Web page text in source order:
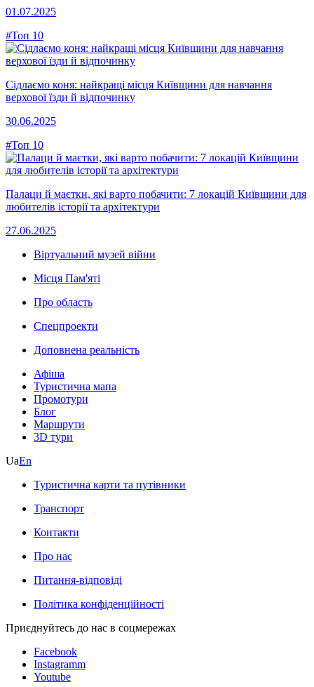
01.07.2025
#Топ 10
Сідлаємо коня: найкращі місця Київщини для навчання
верхової їзди й відпочинку
30.06.2025
#Топ 10
Палаци й маєтки, які варто побачити: 7 локацій Київщини для
любителів історії та архітектури
27.06.2025
Віртуальний музей війни
Місця Пам'яті
Про область
Спецпроекти
Доповнена реальність
Афіша
Туристична мапа
Промотури
Блог
Маршрути
3D тури
UaEn
Туристична карти та путівники
Транспорт
Контакти
Про нас
Питання-відповіді
Політика конфіденційності
Приєднуйтесь до нас в соцмережах
Facebook
Instagramm
Youtube